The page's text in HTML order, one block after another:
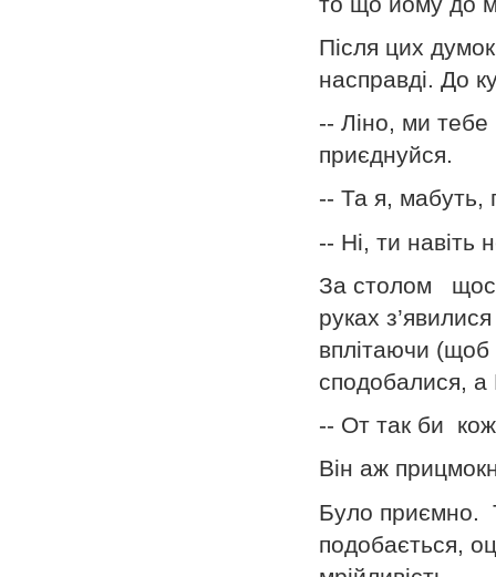
Після цих
насправді. До
-- Ліно, ми тебе
приєднуйся.
-- Та я, мабуть,
-- Ні, ти
За столом
руках
вплітаючи (щоб
сподобалися, а
-- От так би
Він аж
Було приємно.
подобається,